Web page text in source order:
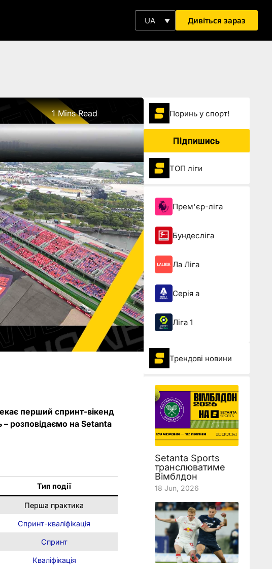
UA Дивіться зараз
1 Mins Read
перший спринт-вікенд
розповідаємо на Setanta
Тип події
Перша практика
Спринт-кваліфікація
Спринт
Кваліфікація
Поринь у спорт!
Підпишись
ТОП ліги
Прем'єр-ліга
Бундесліга
Ла Ліга
Серія а
Ліга 1
Трендові новини
Setanta Sports
транслюватиме
Вімблдон
18 Jun, 2026